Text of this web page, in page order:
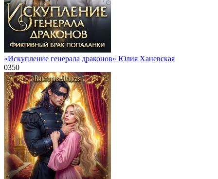
«Искупление генерала драконов» Юлия Ханевская
0350